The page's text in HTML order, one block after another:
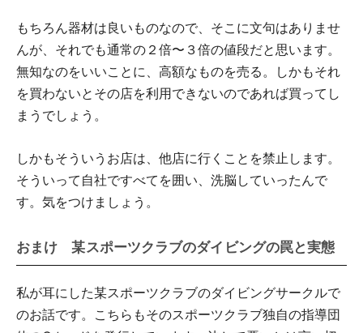
もちろん器材は良いものなので、そこに文句はありませ
んが、それでも通常の２倍〜３倍の値段だと思います。
無知なのをいいことに、高額なものを売る。しかもそれ
を買わないとその店を利用できないのであれば買ってし
まうでしょう。
しかもそういうお店は、他店に行くことを禁止します。
そういって自社ですべてを囲い、洗脳していったんで
す。気をつけましょう。
おまけ 某スポーツクラブのダイビングの罠と実態
私が耳にした某スポーツクラブのダイビングサークルで
のお話です。こちらもそのスポーツクラブ独自の指導団